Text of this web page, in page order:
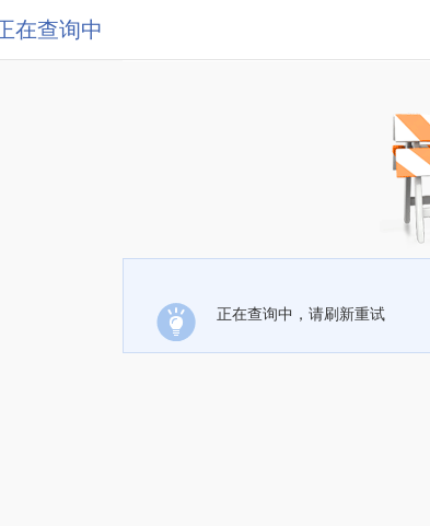
在查询中
正在查询中，请刷新重试